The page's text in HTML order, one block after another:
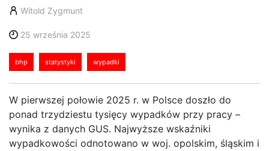
Witold Zygmunt
25 września 2025
bhp statystyki wypadki
W pierwszej połowie 2025 r. w Polsce doszło do
ponad trzydziestu tysięcy wypadków przy pracy –
wynika z danych GUS. Najwyższe wskaźniki
wypadkowości odnotowano w woj. opolskim, śląskim i